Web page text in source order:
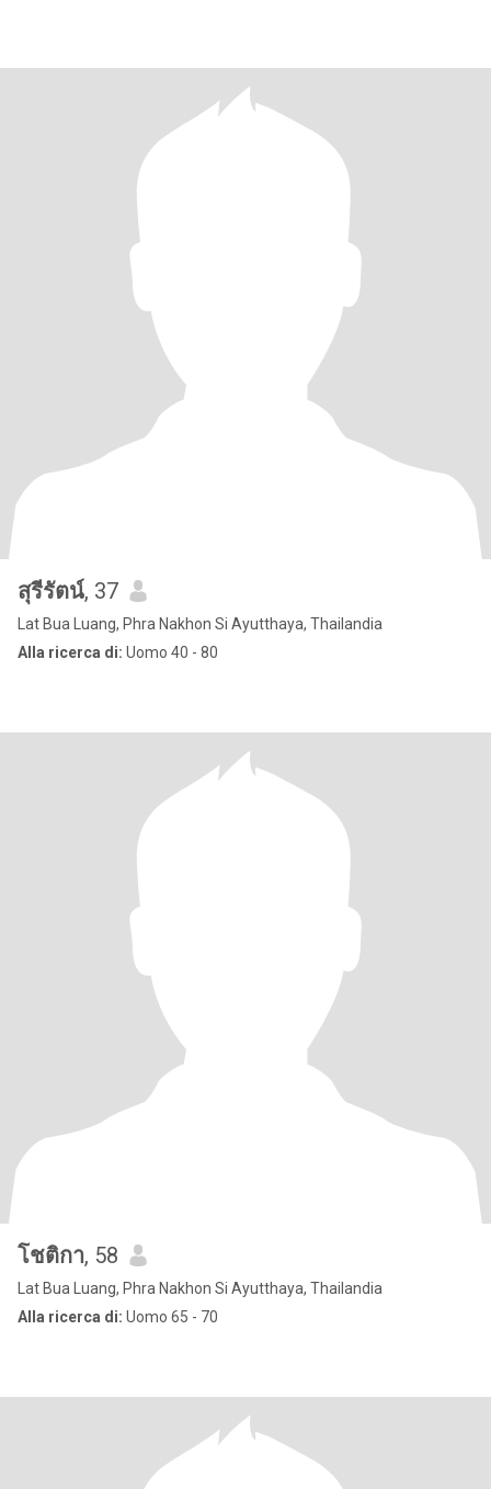
สุรีรัตน์, 37
Lat Bua Luang, Phra Nakhon Si Ayutthaya, Thailandia
Alla ricerca di: Uomo 40 - 80
โชติกา, 58
Lat Bua Luang, Phra Nakhon Si Ayutthaya, Thailandia
Alla ricerca di: Uomo 65 - 70